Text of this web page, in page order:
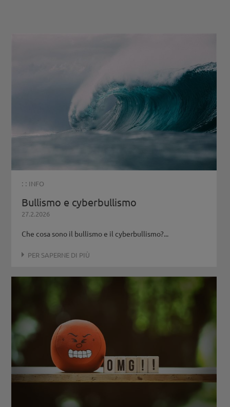
: : INFO
Bullismo e cyberbullismo
27.2.2026
Che cosa sono il bullismo e il cyberbullismo?...
PER SAPERNE DI PIÙ